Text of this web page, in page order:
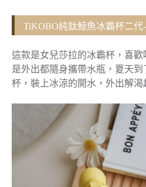
TiKOBO純鈦鯨魚冰霸杯二代
這款是女兒莎拉的冰霸杯，喜
是外出都隨身攜帶水瓶，夏天
杯，裝上冰涼的開水，外出解渴